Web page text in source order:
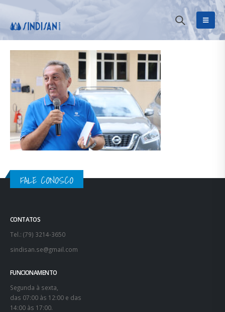
FALE CONOSCO
CONTATOS
Tel.: (79) 3214-3650
sindisan.se@gmail.com
FUNCIONAMENTO
Segunda à sexta,
das 07:00 às 12:00 e das
14:00 às 17:00.